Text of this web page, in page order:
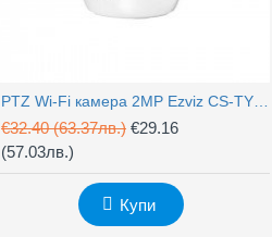
€32.40(63.37лв.) €29.16
(57.03лв.)
Купи